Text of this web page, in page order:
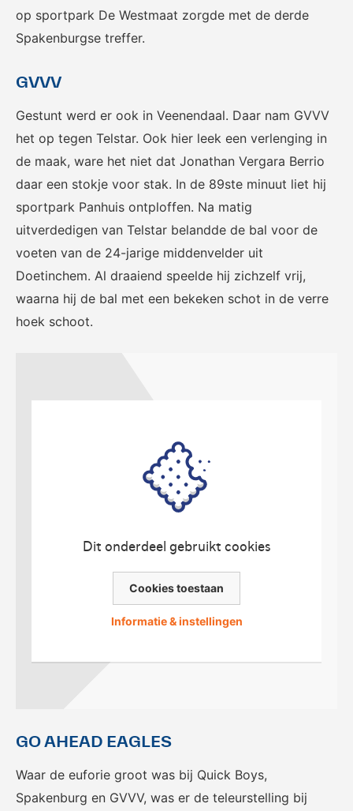
op sportpark De Westmaat zorgde met de derde
Spakenburgse treffer.
GVVV
Gestunt werd er ook in Veenendaal. Daar nam GVVV
het op tegen Telstar. Ook hier leek een verlenging in
de maak, ware het niet dat Jonathan Vergara Berrio
daar een stokje voor stak. In de 89ste minuut liet hij
sportpark Panhuis ontploffen. Na matig
uitverdedigen van Telstar belandde de bal voor de
voeten van de 24-jarige middenvelder uit
Doetinchem. Al draaiend speelde hij zichzelf vrij,
waarna hij de bal met een bekeken schot in de verre
hoek schoot.
Dit onderdeel gebruikt cookies
Cookies toestaan
Informatie & instellingen
GO AHEAD EAGLES
Waar de euforie groot was bij Quick Boys,
Spakenburg en GVVV, was er de teleurstelling bij